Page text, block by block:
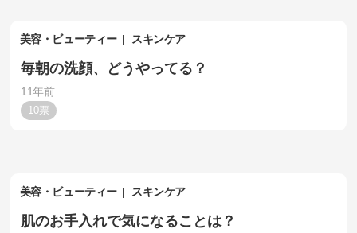
美容・ビューティー スキンケア
毎朝の洗顔、どうやってる？
11年前
10
美容・ビューティー スキンケア
肌のお手入れで気になることは？